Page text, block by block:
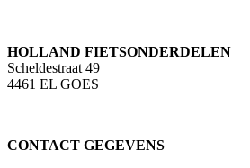
HOLLAND FIETSONDERDELEN
Scheldestraat 49
4461 EL GOES
CONTACT GEGEVENS